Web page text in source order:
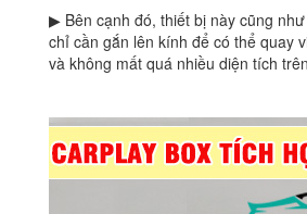
▶ Bên cạnh đó, thiết bị này cũng
chỉ cần gắn lên kính để có thể quay
và không mất quá nhiều diện tích